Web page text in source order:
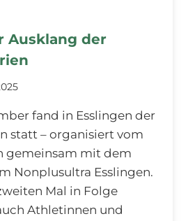
Ausklang der
fand in Esslingen der
statt – organisiert vom
gemeinsam mit dem
Nonplusultra Esslingen.
Mal in Folge
Athletinnen und